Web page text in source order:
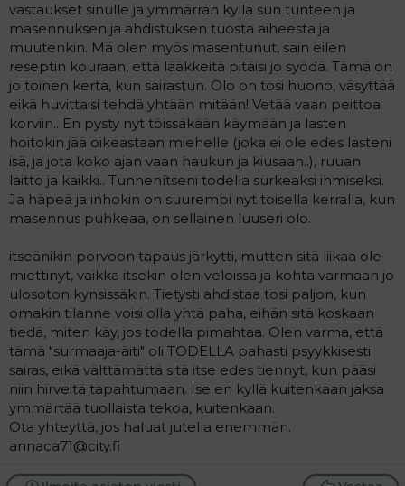
vastaukset sinulle ja ymmärrän kyllä sun tunteen ja
masennuksen ja ahdistuksen tuosta aiheesta ja
muutenkin. Mä olen myös masentunut, sain eilen
reseptin kouraan, että lääkkeitä pitäisi jo syödä. Tämä on
jo toinen kerta, kun sairastun. Olo on tosi huono, väsyttää
eikä huvittaisi tehdä yhtään mitään! Vetää vaan peittoa
korviin.. En pysty nyt töissäkään käymään ja lasten
hoitokin jää oikeastaan miehelle (joka ei ole edes lasteni
isä, ja jota koko ajan vaan haukun ja kiusaan..), ruuan
laitto ja kaikki.. Tunnenítseni todella surkeaksi ihmiseksi.
Ja häpeä ja inhokin on suurempi nyt toisella kerralla, kun
masennus puhkeaa, on sellainen luuseri olo.
itseänikin porvoon tapaus järkytti, mutten sitä liikaa ole
miettinyt, vaikka itsekin olen veloissa ja kohta varmaan jo
ulosoton kynsissäkin. Tietysti ahdistaa tosi paljon, kun
omakin tilanne voisi olla yhtä paha, eihän sitä koskaan
tiedä, miten käy, jos todella pimahtaa. Olen varma, että
tämä "surmaaja-äiti" oli TODELLA pahasti psyykkisesti
sairas, eikä välttämättä sitä itse edes tiennyt, kun pääsi
niin hirveitä tapahtumaan. Ise en kyllä kuitenkaan jaksa
ymmärtää tuollaista tekoa, kuitenkaan.
Ota yhteyttä, jos haluat jutella enemmän.
annaca71@city.fi